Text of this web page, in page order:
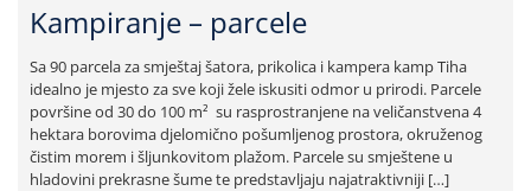
Kampiranje – parcele
Sa 90 parcela za smještaj šatora, prikolica i kampera kamp Tiha
idealno je mjesto za sve koji žele iskusiti odmor u prirodi. Parcele
površine od 30 do 100 m² su rasprostranjene na veličanstvena 4
hektara borovima djelomično pošumljenog prostora, okruženog
čistim morem i šljunkovitom plažom. Parcele su smještene u
hladovini prekrasne šume te predstavljaju najatraktivniji […]